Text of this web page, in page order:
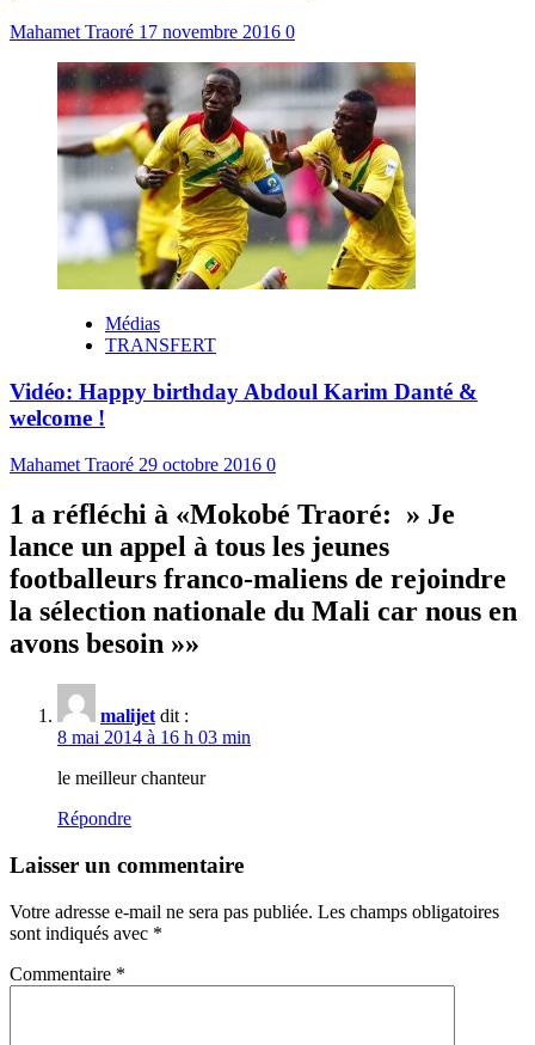
Mahamet Traoré 17 novembre 2016 0
Médias
TRANSFERT
Vidéo: Happy birthday Abdoul Karim Danté &
welcome !
Mahamet Traoré 29 octobre 2016 0
1 a réfléchi à «Mokobé Traoré: » Je
lance un appel à tous les jeunes
footballeurs franco-maliens de rejoindre
la sélection nationale du Mali car nous en
avons besoin »»
malijet dit :
8 mai 2014 à 16 h 03 min
le meilleur chanteur
Répondre
Laisser un commentaire
Votre adresse e-mail ne sera pas publiée. Les champs obligatoires
sont indiqués avec *
Commentaire *